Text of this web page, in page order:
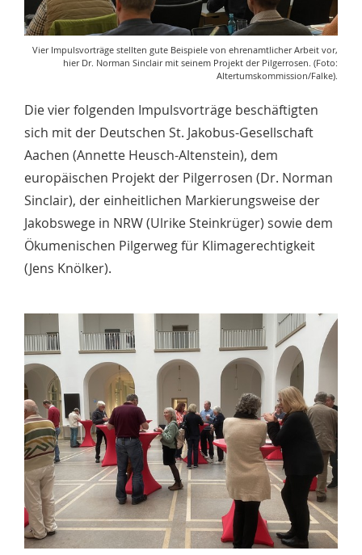
Vier Impulsvorträge stellten gute Beispiele von ehrenamtlicher Arbeit vor,
hier Dr. Norman Sinclair mit seinem Projekt der Pilgerrosen. (Foto:
Altertumskommission/Falke).
Die vier folgenden Impulsvorträge beschäftigten
sich mit der Deutschen St. Jakobus-Gesellschaft
Aachen (Annette Heusch-Altenstein), dem
europäischen Projekt der Pilgerrosen (Dr. Norman
Sinclair), der einheitlichen Markierungsweise der
Jakobswege in NRW (Ulrike Steinkrüger) sowie dem
Ökumenischen Pilgerweg für Klimagerechtigkeit
(Jens Knölker).